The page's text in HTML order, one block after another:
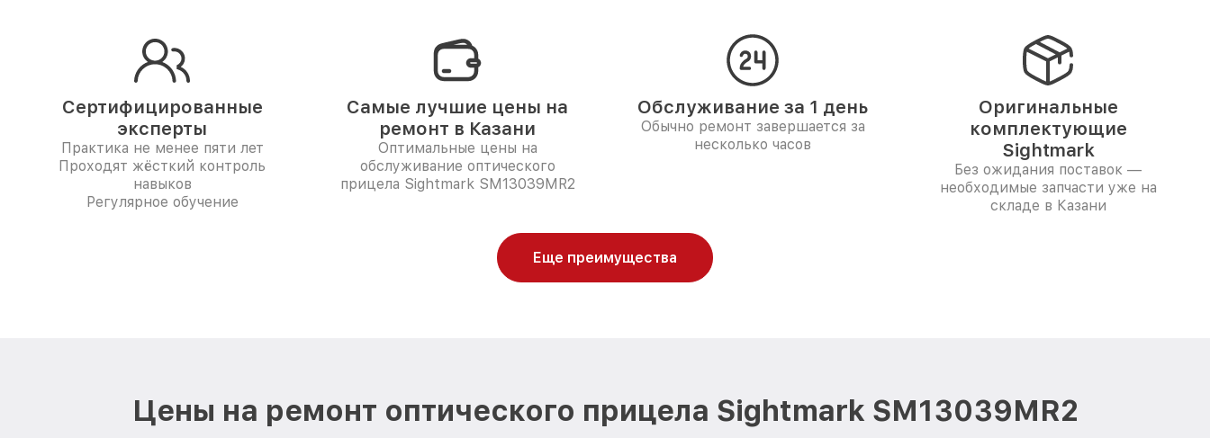
Сертифицированные
эксперты
Практика не менее пяти лет
Проходят жёсткий контроль
навыков
Регулярное обучение
Самые лучшие цены на
ремонт в Казани
Оптимальные цены на
обслуживание оптического
прицела Sightmark SM13039MR2
Обслуживание за 1 день
Обычно ремонт завершается за
несколько часов
Оригинальные
комплектующие
Sightmark
Без ожидания поставок —
необходимые запчасти уже на
складе в Казани
Еще преимущества
Цены на ремонт оптического прицела Sightmark SM13039MR2